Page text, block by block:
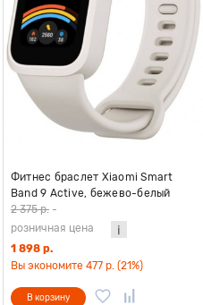
Фитнес браслет Xiaomi Smart
Band 9 Active, бежево-белый
2 375 р. -
розничная цена
1 898 р.
Вы экономите 477 р. (21%)
В корзину